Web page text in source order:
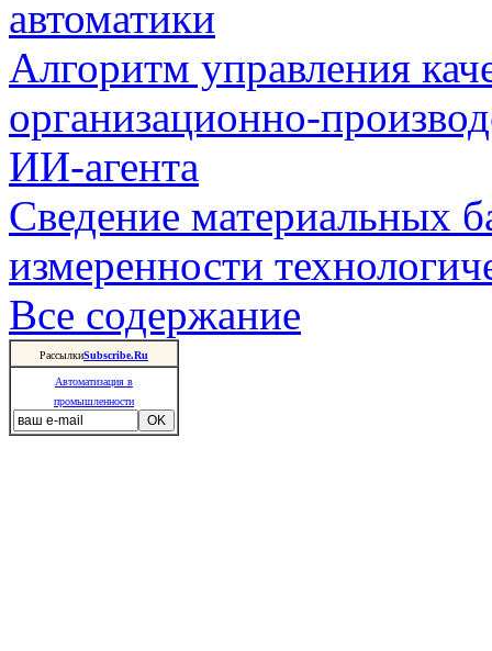
автоматики
Алгоритм управления
организационно-
ИИ-агента
Сведение материальных
измеренности
Все содержание
РассылкиSubscribe.Ru
Автоматизация в
промышленности